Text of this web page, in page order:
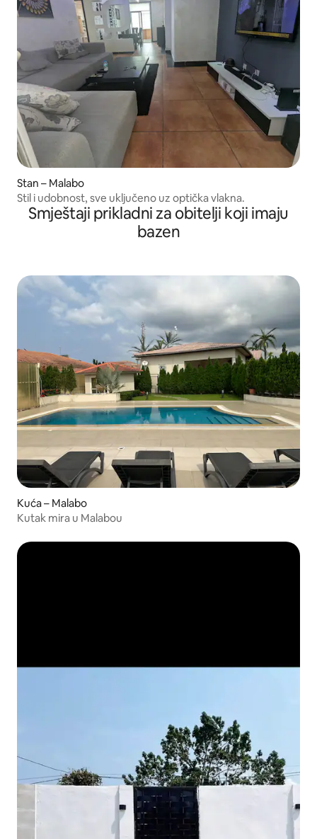
Stan – Malabo
Stil i udobnost, sve uključeno uz optička vlakna.
Smještaji prikladni za obitelji koji imaju
bazen
Kuća – Malabo
Kutak mira u Malabou